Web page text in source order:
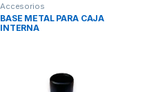
Accesorios
BASE METAL PARA CAJA
INTERNA